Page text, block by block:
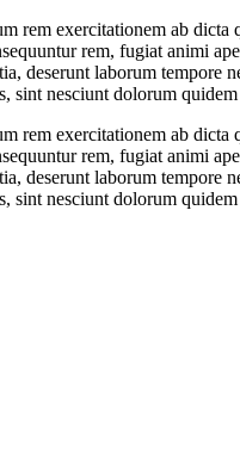
rem exercitationem ab
rem, fugiat animi
deserunt laborum
nesciunt dolorum
rem exercitationem ab
rem, fugiat animi
deserunt laborum
nesciunt dolorum